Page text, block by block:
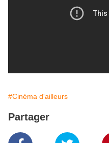
#Cinéma d'ailleurs
Partager